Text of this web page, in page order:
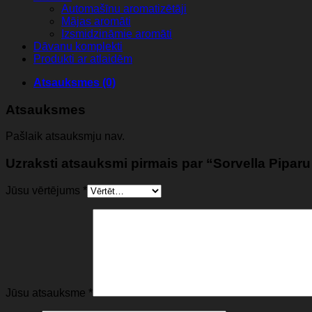
Automašīnu aromatizētāji
Mājas aromāti
Izsmidzināmie aromāti
Dāvanu komplekti
Produkti ar atlaidēm
Atsauksmes (0)
Atsauksmes
Pašlaik atsauksmju nav.
Uzraksti atsauksmi pirmais par “Sorvella
Jūsu vērtējums *
Jūsu atsauksme *